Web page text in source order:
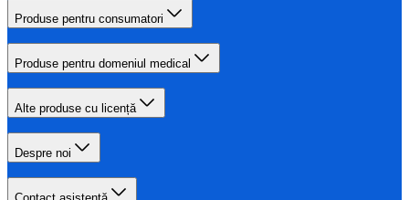
Produse pentru consumatori
Produse pentru domeniul medical
Alte produse cu licență
Despre noi